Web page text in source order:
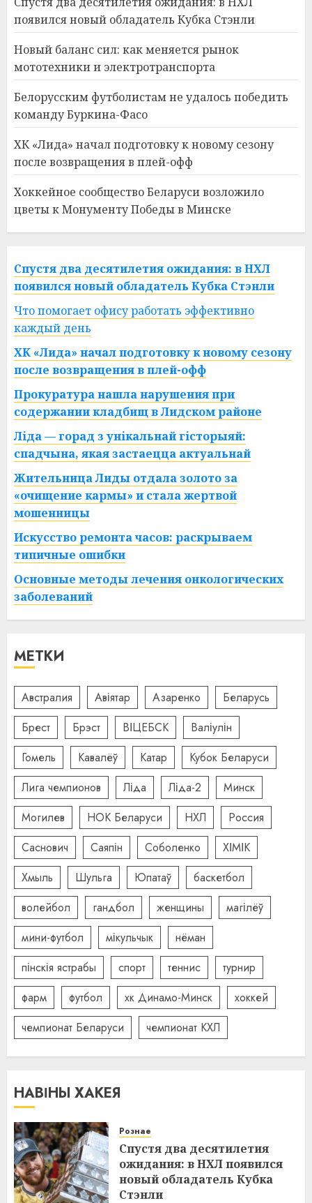
появился новый обладатель Кубка Стэнли
Новый баланс сил: как меняется рынок
мототехники и электротранспорта
Белорусским футболистам не удалось победить
команду Буркина-Фасо
ХК «Лида» начал подготовку к новому сезону
после возвращения в плей-офф
Хоккейное сообщество Беларуси возложило
цветы к Монументу Победы в Минске
Спустя два десятилетия ожидания: в НХЛ
появился новый обладатель Кубка Стэнли
Что помогает офису работать эффективно
каждый день
ХК «Лида» начал подготовку к новому сезону
после возвращения в плей-офф
Прокуратура нашла нарушения при
содержании кладбищ в Лидском районе
Ліда — горад з унікальнай гісторыяй:
спадчына, якая застаецца актуальнай
Жительница Лиды отдала золото за
«очищение кармы» и стала жертвой
мошенницы
Искусство ремонта часов: раскрываем
типичные ошибки
Основные методы лечения онкологических
заболеваний
МЕТКИ
Австралия Авіятар Азаренко
Беларусь
Брест
Брэст ВІЦЕБСК
Валіулін
Гомель
Кавалёў Катар
Кубок Беларуси
Лига чемпионов
Ліда Ліда-2
Минск
Могилев
НОК Беларуси НХЛ
Россия
Саснович
Саяпін Соболенко
ХІМІК
Хмыль
Шульга Юпатаў
баскетбол
волейбол
гандбол женщины
магілёў
мини-футбол
мікульчык
нёман
пінскія ястрабы
спорт теннис
турнир
фарм
футбол хк Динамо-Минск
хоккей
чемпионат Беларуси
чемпионат КХЛ
НАВІНЫ ХАКЕЯ
Рознае
Спустя два десятилетия
ожидания: в НХЛ появился
новый обладатель Кубка
Стэнли